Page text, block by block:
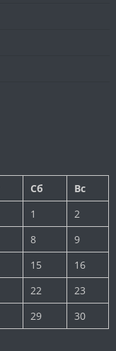
Сб
Вс
1
2
8
9
15
16
22
23
29 30